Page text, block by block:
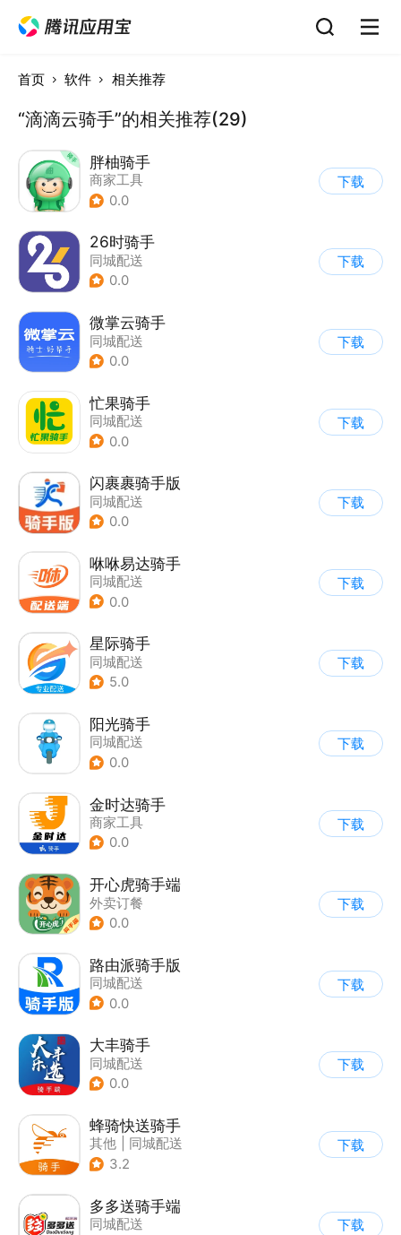
首页 软件 相关推荐
“滴滴云骑手”的相关推荐(29)
胖柚骑手
商家工具
0.0
下载
26时骑手
同城配送
0.0
下载
微掌云骑手
同城配送
0.0
下载
忙果骑手
同城配送
0.0
下载
闪裹裹骑手版
同城配送
0.0
下载
咻咻易达骑手
同城配送
0.0
下载
星际骑手
同城配送
5.0
下载
阳光骑手
同城配送
0.0
下载
金时达骑手
商家工具
0.0
下载
开心虎骑手端
外卖订餐
0.0
下载
路由派骑手版
同城配送
0.0
下载
大丰骑手
同城配送
0.0
下载
蜂骑快送骑手
其他
同城配送
3.2
下载
多多送骑手端
同城配送
下载